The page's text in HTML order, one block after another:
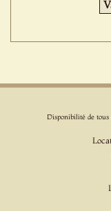
Disponibilité de